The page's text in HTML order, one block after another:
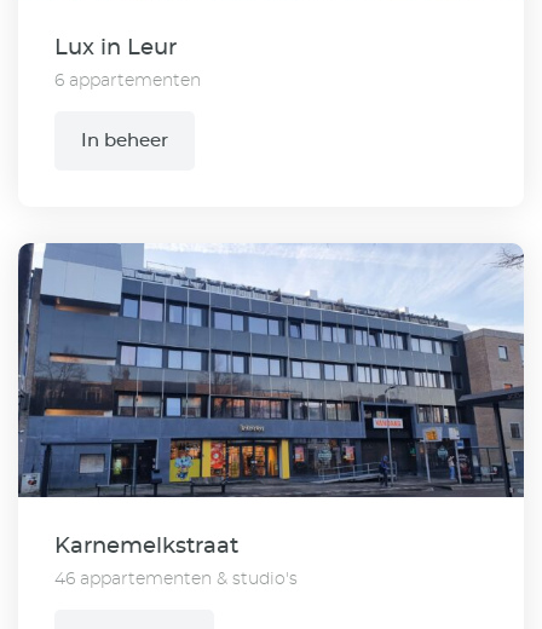
Lux in Leur
6 appartementen
In beheer
Karnemelkstraat
46 appartementen & studio's